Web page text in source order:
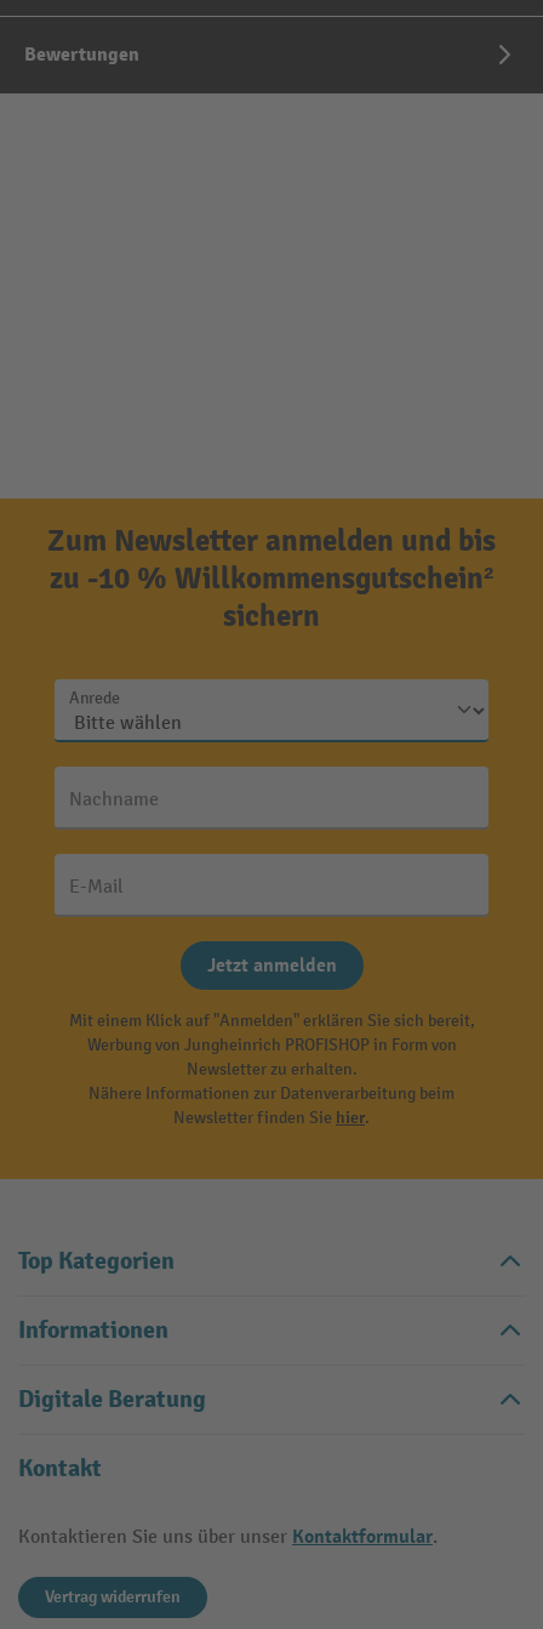
Bewertungen
Zum Newsletter anmelden und bis
zu -10 % Willkommensgutschein²
sichern
Anrede
Nachname
E-Mail
Jetzt anmelden
Mit einem Klick auf "Anmelden" erklären Sie sich bereit,
Werbung von Jungheinrich PROFISHOP in Form von
Newsletter zu erhalten.
Nähere Informationen zur Datenverarbeitung beim
Newsletter finden Sie hier.
Top Kategorien
Informationen
Digitale Beratung
Kontakt
Kontaktieren Sie uns über unser Kontaktformular.
Vertrag widerrufen